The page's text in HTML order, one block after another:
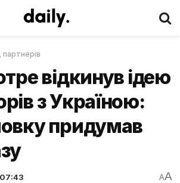
партнерів
відкинув ідею
з Україною:
придумав
AA